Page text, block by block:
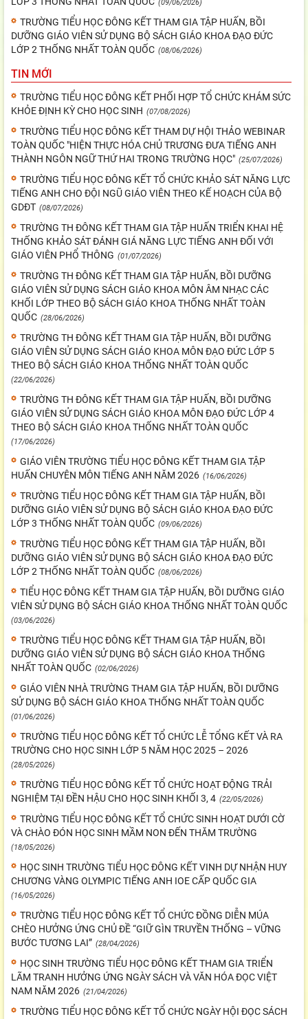
(09/06/2026)
TRƯỜNG TIỂU HỌC ĐÔNG KẾT THAM GIA TẬP HUẤN, BỒI
DƯỠNG GIÁO VIÊN SỬ DỤNG BỘ SÁCH GIÁO KHOA ĐẠO ĐỨC
LỚP 2 THỐNG NHẤT TOÀN QUỐC (08/06/2026)
TIN MỚI
TRƯỜNG TIỂU HỌC ĐÔNG KẾT PHỐI HỢP TỔ CHỨC KHÁM SỨC
KHỎE ĐỊNH KỲ CHO HỌC SINH (07/08/2026)
TRƯỜNG TIỂU HỌC ĐÔNG KẾT THAM DỰ HỘI THẢO WEBINAR
TOÀN QUỐC "HIỆN THỰC HÓA CHỦ TRƯƠNG ĐƯA TIẾNG ANH
THÀNH NGÔN NGỮ THỨ HAI TRONG TRƯỜNG HỌC" (25/07/2026)
TRƯỜNG TIỂU HỌC ĐÔNG KẾT TỔ CHỨC KHẢO SÁT NĂNG LỰC
TIẾNG ANH CHO ĐỘI NGŨ GIÁO VIÊN THEO KẾ HOẠCH CỦA BỘ
GDĐT (08/07/2026)
TRƯỜNG TH ĐÔNG KẾT THAM GIA TẬP HUẤN TRIỂN KHAI HỆ
THỐNG KHẢO SÁT ĐÁNH GIÁ NĂNG LỰC TIẾNG ANH ĐỐI VỚI
GIÁO VIÊN PHỔ THÔNG (01/07/2026)
TRƯỜNG TH ĐÔNG KẾT THAM GIA TẬP HUẤN, BỒI DƯỠNG
GIÁO VIÊN SỬ DỤNG SÁCH GIÁO KHOA MÔN ÂM NHẠC CÁC
KHỐI LỚP THEO BỘ SÁCH GIÁO KHOA THỐNG NHẤT TOÀN
QUỐC (28/06/2026)
TRƯỜNG TH ĐÔNG KẾT THAM GIA TẬP HUẤN, BỒI DƯỠNG
GIÁO VIÊN SỬ DỤNG SÁCH GIÁO KHOA MÔN ĐẠO ĐỨC LỚP 5
THEO BỘ SÁCH GIÁO KHOA THỐNG NHẤT TOÀN QUỐC
(22/06/2026)
TRƯỜNG TH ĐÔNG KẾT THAM GIA TẬP HUẤN, BỒI DƯỠNG
GIÁO VIÊN SỬ DỤNG SÁCH GIÁO KHOA MÔN ĐẠO ĐỨC LỚP 4
THEO BỘ SÁCH GIÁO KHOA THỐNG NHẤT TOÀN QUỐC
(17/06/2026)
GIÁO VIÊN TRƯỜNG TIỂU HỌC ĐÔNG KẾT THAM GIA TẬP
HUẤN CHUYÊN MÔN TIẾNG ANH NĂM 2026 (16/06/2026)
TRƯỜNG TIỂU HỌC ĐÔNG KẾT THAM GIA TẬP HUẤN, BỒI
DƯỠNG GIÁO VIÊN SỬ DỤNG BỘ SÁCH GIÁO KHOA ĐẠO ĐỨC
LỚP 3 THỐNG NHẤT TOÀN QUỐC (09/06/2026)
TRƯỜNG TIỂU HỌC ĐÔNG KẾT THAM GIA TẬP HUẤN, BỒI
DƯỠNG GIÁO VIÊN SỬ DỤNG BỘ SÁCH GIÁO KHOA ĐẠO ĐỨC
LỚP 2 THỐNG NHẤT TOÀN QUỐC (08/06/2026)
TIỂU HỌC ĐÔNG KẾT THAM GIA TẬP HUẤN, BỒI DƯỠNG GIÁO
VIÊN SỬ DỤNG BỘ SÁCH GIÁO KHOA THỐNG NHẤT TOÀN QUỐC
(03/06/2026)
TRƯỜNG TIỂU HỌC ĐÔNG KẾT THAM GIA TẬP HUẤN, BỒI
DƯỠNG GIÁO VIÊN SỬ DỤNG BỘ SÁCH GIÁO KHOA THỐNG
NHẤT TOÀN QUỐC (02/06/2026)
GIÁO VIÊN NHÀ TRƯỜNG THAM GIA TẬP HUẤN, BỒI DƯỠNG
SỬ DỤNG BỘ SÁCH GIÁO KHOA THỐNG NHẤT TOÀN QUỐC
(01/06/2026)
TRƯỜNG TIỂU HỌC ĐÔNG KẾT TỔ CHỨC LỄ TỔNG KẾT VÀ RA
TRƯỜNG CHO HỌC SINH LỚP 5 NĂM HỌC 2025 – 2026
(28/05/2026)
TRƯỜNG TIỂU HỌC ĐÔNG KẾT TỔ CHỨC HOẠT ĐỘNG TRẢI
NGHIỆM TẠI ĐỀN HẬU CHO HỌC SINH KHỐI 3, 4 (22/05/2026)
TRƯỜNG TIỂU HỌC ĐÔNG KẾT TỔ CHỨC SINH HOẠT DƯỚI CỜ
VÀ CHÀO ĐÓN HỌC SINH MẦM NON ĐẾN THĂM TRƯỜNG
(18/05/2026)
HỌC SINH TRƯỜNG TIỂU HỌC ĐÔNG KẾT VINH DỰ NHẬN HUY
CHƯƠNG VÀNG OLYMPIC TIẾNG ANH IOE CẤP QUỐC GIA
(16/05/2026)
TRƯỜNG TIỂU HỌC ĐÔNG KẾT TỔ CHỨC ĐỒNG DIỄN MÚA
CHÈO HƯỞNG ỨNG CHỦ ĐỀ “GIỮ GÌN TRUYỀN THỐNG – VỮNG
BƯỚC TƯƠNG LAI” (28/04/2026)
HỌC SINH TRƯỜNG TIỂU HỌC ĐÔNG KẾT THAM GIA TRIỂN
LÃM TRANH HƯỞNG ỨNG NGÀY SÁCH VÀ VĂN HÓA ĐỌC VIỆT
NAM NĂM 2026 (21/04/2026)
TRƯỜNG TIỂU HỌC ĐÔNG KẾT TỔ CHỨC NGÀY HỘI ĐỌC SÁCH